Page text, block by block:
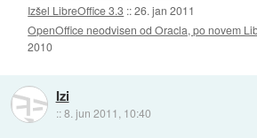
Izšel LibreOffice 3.3 ::26. jan 2011
OpenOffice neodvisen od Oracla, po novem
2010
Izi
::8. jun 2011, 10:40